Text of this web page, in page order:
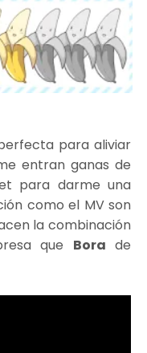
para aliviar
entran ganas de
para darme una
como el MV son
la combinación
que Bora de